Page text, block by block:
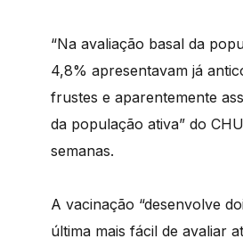
“Na avaliação basal da
4,8% apresentavam já
frustes e aparentemente
da população ativa” do
semanas.
A vacinação “desenvolve
última mais fácil de avaliar